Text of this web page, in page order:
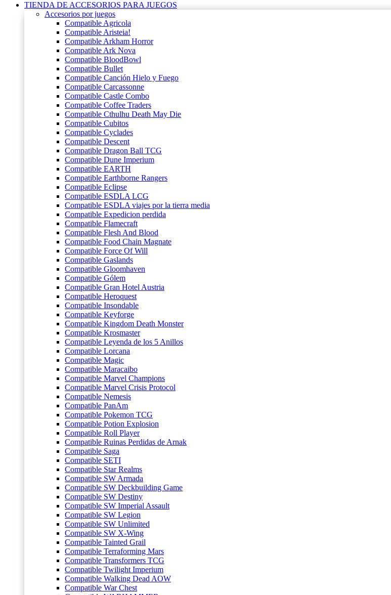
TIENDA DE ACCESORIOS PARA JUEGOS
Accesorios por juegos
Compatible Agricola
Compatible Aristeia!
Compatible Arkham Horror
Compatible Ark Nova
Compatible BloodBowl
Compatible Bullet
Compatible Canción Hielo y Fuego
Compatible Carcassonne
Compatible Castle Combo
Compatible Coffee Traders
Compatible Cthulhu Death May Die
Compatible Cubitos
Compatible Cyclades
Compatible Descent
Compatible Dragon Ball TCG
Compatible Dune Imperium
Compatible EARTH
Compatible Earthborne Rangers
Compatible Eclipse
Compatible ESDLA LCG
Compatible ESDLA viajes por la tierra media
Compatible Expedicion perdida
Compatible Flamecraft
Compatible Flesh And Blood
Compatible Food Chain Magnate
Compatible Force Of Will
Compatible Gaslands
Compatible Gloomhaven
Compatible Gólem
Compatible Gran Hotel Austria
Compatible Heroquest
Compatible Insondable
Compatible Keyforge
Compatible Kingdom Death Monster
Compatible Krosmaster
Compatible Leyenda de los 5 Anillos
Compatible Lorcana
Compatible Magic
Compatible Maracaibo
Compatible Marvel Champions
Compatible Marvel Crisis Protocol
Compatible Nemesis
Compatible PanAm
Compatible Pokemon TCG
Compatible Potion Explosion
Compatible Roll Player
Compatible Ruinas Perdidas de Arnak
Compatible Saga
Compatible SETI
Compatible Star Realms
Compatible SW Armada
Compatible SW Deckbuilding Game
Compatible SW Destiny
Compatible SW Imperial Assault
Compatible SW Legion
Compatible SW Unlimited
Compatible SW X-Wing
Compatible Tainted Grail
Compatible Terraforming Mars
Compatible Transformers TCG
Compatible Twilight Imperium
Compatible Walking Dead AOW
Compatible War Chest